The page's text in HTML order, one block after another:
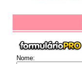
Nome: